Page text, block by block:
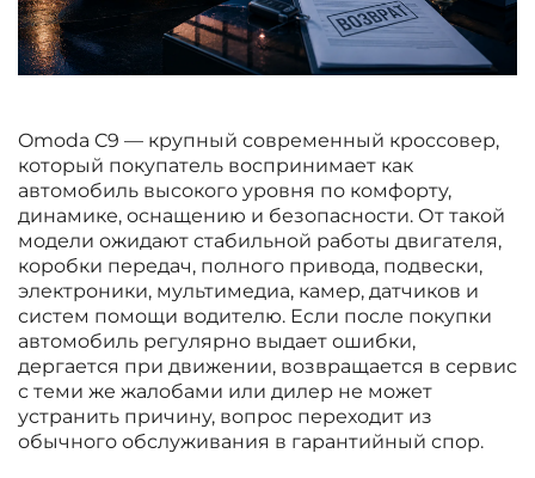
Omoda C9 — крупный современный кроссовер,
который покупатель воспринимает как
автомобиль высокого уровня по комфорту,
динамике, оснащению и безопасности. От такой
модели ожидают стабильной работы двигателя,
коробки передач, полного привода, подвески,
электроники, мультимедиа, камер, датчиков и
систем помощи водителю. Если после покупки
автомобиль регулярно выдает ошибки,
дергается при движении, возвращается в сервис
с теми же жалобами или дилер не может
устранить причину, вопрос переходит из
обычного обслуживания в гарантийный спор.